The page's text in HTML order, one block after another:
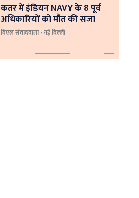
कतर में इंडियन NAVY के 8 पूर्व
अधिकारियों को मौत की सजा
बिएल संवाददाता - नई दिल्ली